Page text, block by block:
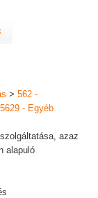
> 562 -
5629 - Egyéb
azaz
alapuló